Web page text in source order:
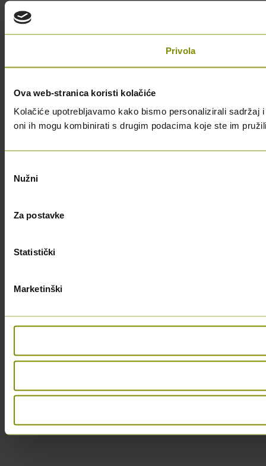
Privola
Ova web-stranica koristi kolačiće
Kolačiće upotrebljavamo kako bismo personalizirali
oni ih mogu kombinirati s drugim podacima koje ste im
pristanka
Nužni
Za postavke
Statistički
Marketinški